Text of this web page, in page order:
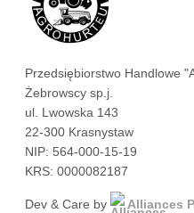
Przedsiębiorstwo Handlowe
Żebrowscy sp.j.
ul. Lwowska 143
22-300 Krasnystaw
NIP: 564-000-15-19
KRS: 0000082187
Dev & Care by Alliances